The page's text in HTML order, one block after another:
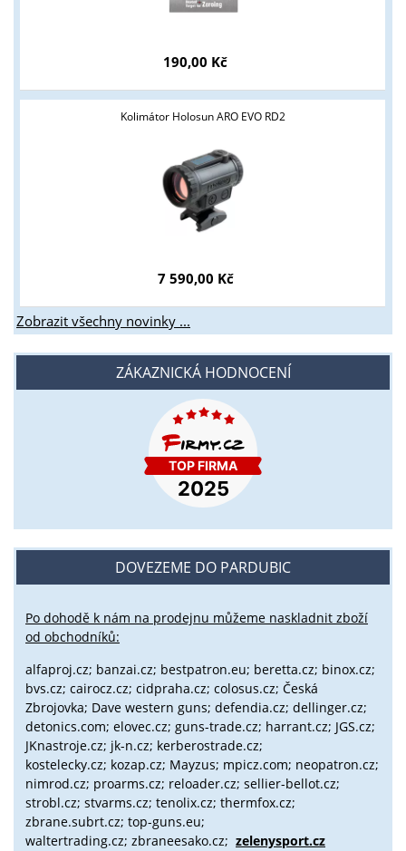
190,00 Kč
Kolimátor Holosun ARO EVO RD2
7 590,00 Kč
Zobrazit všechny novinky ...
ZÁKAZNICKÁ HODNOCENÍ
DOVEZEME DO PARDUBIC
Po dohodě k nám na prodejnu můžeme naskladnit zboží
od obchodníků:
alfaproj.cz; banzai.cz; bestpatron.eu; beretta.cz; binox.cz;
bvs.cz; cairocz.cz; cidpraha.cz; colosus.cz; Česká
Zbrojovka; Dave western guns; defendia.cz; dellinger.cz;
detonics.com; elovec.cz; guns-trade.cz; harrant.cz; JGS.cz;
JKnastroje.cz; jk-n.cz; kerberostrade.cz;
kostelecky.cz; kozap.cz; Mayzus; mpicz.com; neopatron.cz;
nimrod.cz; proarms.cz; reloader.cz; sellier-bellot.cz;
strobl.cz; stvarms.cz; tenolix.cz; thermfox.cz;
zbrane.subrt.cz; top-guns.eu;
waltertrading.cz; zbraneesako.cz; zelenysport.cz
podmínky?
ANO NE